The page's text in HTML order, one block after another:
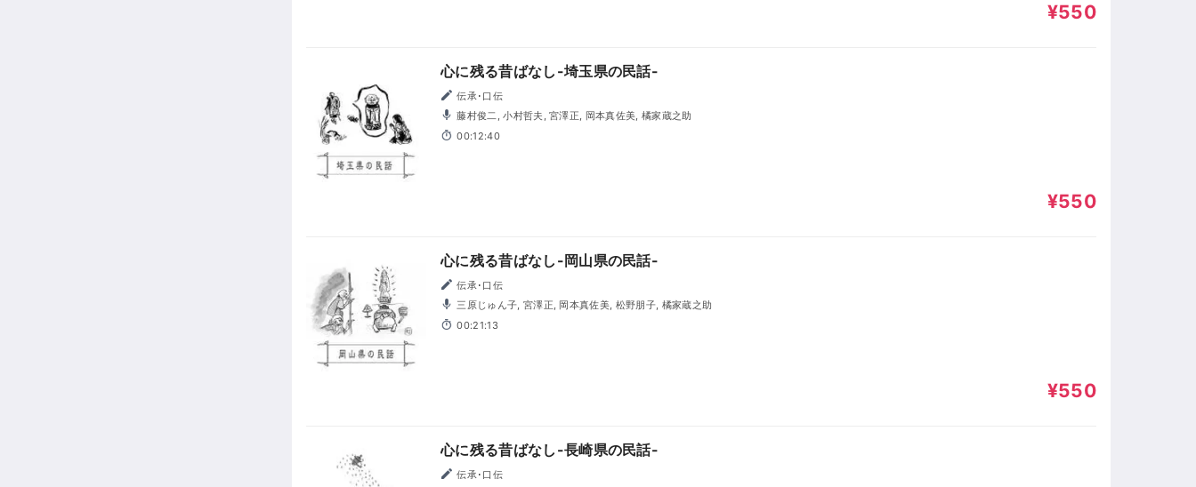
¥550
心に残る昔ばなし-埼玉県の民話-
伝承･口伝
藤村俊二, 小村哲夫, 宮澤正, 岡本真佐美, 橘家蔵之助
00:12:40
¥550
心に残る昔ばなし-岡山県の民話-
伝承･口伝
三原じゅん子, 宮澤正, 岡本真佐美, 松野朋子, 橘家蔵之助
00:21:13
¥550
心に残る昔ばなし-長崎県の民話-
伝承･口伝